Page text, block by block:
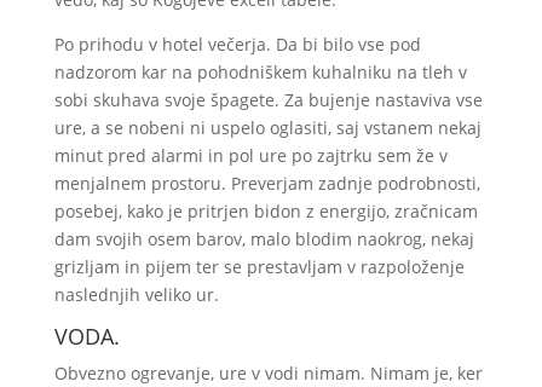
Po prihodu v hotel večerja. Da bi bilo vse pod
nadzorom kar na pohodniškem kuhalniku na tleh v
sobi skuhava svoje špagete. Za bujenje nastaviva vse
ure, a se nobeni ni uspelo oglasiti, saj vstanem nekaj
minut pred alarmi in pol ure po zajtrku sem že v
menjalnem prostoru. Preverjam zadnje podrobnosti,
posebej, kako je pritrjen bidon z energijo, zračnicam
dam svojih osem barov, malo blodim naokrog, nekaj
grizljam in pijem ter se prestavljam v razpoloženje
naslednjih veliko ur.
VODA.
Obvezno ogrevanje, ure v vodi nimam. Nimam je, ker